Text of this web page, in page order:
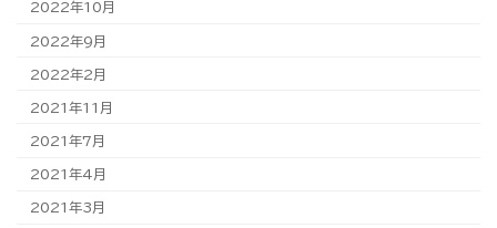
2022年10月
2022年9月
2022年2月
2021年11月
2021年7月
2021年4月
2021年3月